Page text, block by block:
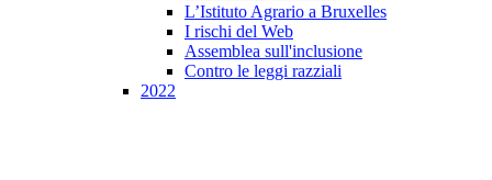
L’Istituto Agrario a Bruxelles
I rischi del Web
Assemblea sull'inclusione
Contro le leggi razziali
2022